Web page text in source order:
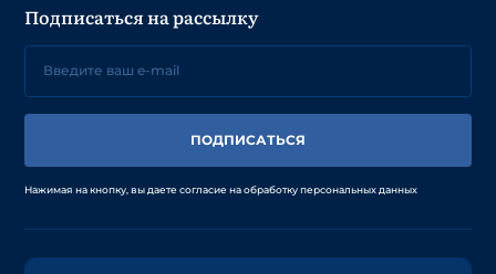
Подписаться на рассылку
ПОДПИСАТЬСЯ
Нажимая на кнопку, вы даете согласие на обработку персональных данных